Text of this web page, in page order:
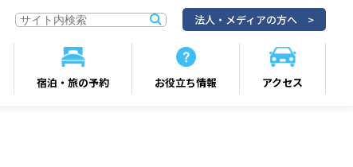
宿泊・旅の予約 お役立ち情報 アクセス
法人・メディアの方へ